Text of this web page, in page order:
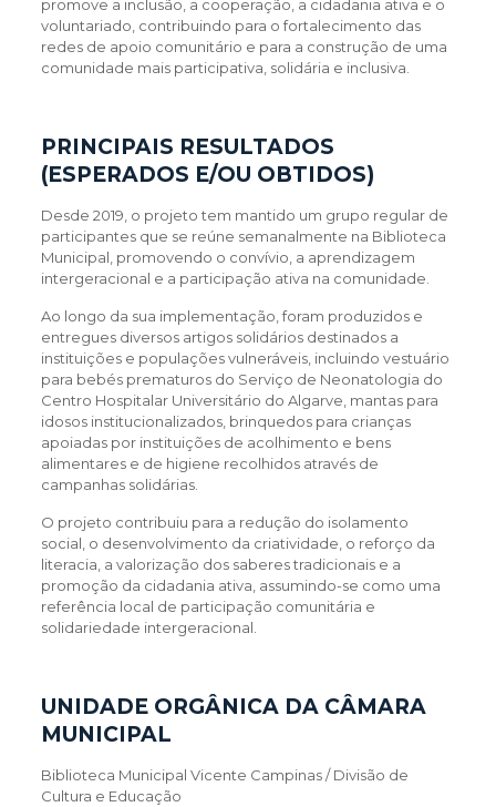
promove a inclusão, a cooperação, a cidadania ativa e o
voluntariado, contribuindo para o fortalecimento das
redes de apoio comunitário e para a construção de uma
comunidade mais participativa, solidária e inclusiva.
PRINCIPAIS RESULTADOS
(ESPERADOS E/OU OBTIDOS)
Desde 2019, o projeto tem mantido um grupo regular de
participantes que se reúne semanalmente na Biblioteca
Municipal, promovendo o convívio, a aprendizagem
intergeracional e a participação ativa na comunidade.
Ao longo da sua implementação, foram produzidos e
entregues diversos artigos solidários destinados a
instituições e populações vulneráveis, incluindo vestuário
para bebés prematuros do Serviço de Neonatologia do
Centro Hospitalar Universitário do Algarve, mantas para
idosos institucionalizados, brinquedos para crianças
apoiadas por instituições de acolhimento e bens
alimentares e de higiene recolhidos através de
campanhas solidárias.
O projeto contribuiu para a redução do isolamento
social, o desenvolvimento da criatividade, o reforço da
literacia, a valorização dos saberes tradicionais e a
promoção da cidadania ativa, assumindo-se como uma
referência local de participação comunitária e
solidariedade intergeracional.
UNIDADE ORGÂNICA DA CÂMARA
MUNICIPAL
Biblioteca Municipal Vicente Campinas / Divisão de
Cultura e Educação